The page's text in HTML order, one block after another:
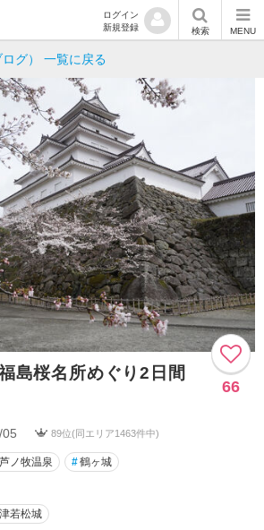
ログイン
新規登録
検索 MENU
グ） 一覧に戻る
島桜名所めぐり2日間
66
89位(同エリア1463件中)
芦ノ牧温泉 #鶴ヶ城
若松城